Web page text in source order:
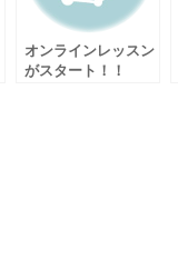
オンラインレッスン
がスタート！！